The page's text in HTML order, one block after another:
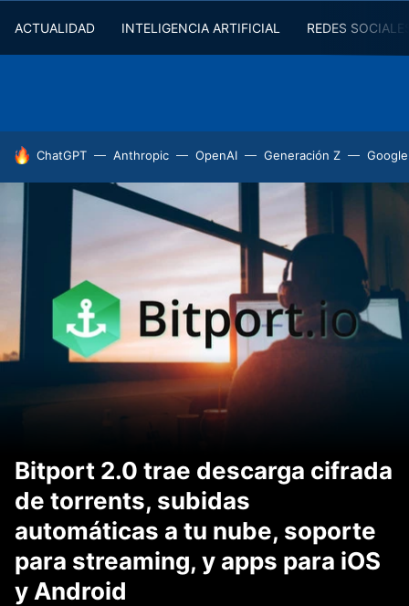
ACTUALIDAD INTELIGENCIA ARTIFICIAL REDES
HOY SE HABLA DE
ChatGPT Anthropic OpenAI Generación Z
Bitport 2.0 trae descarga cifrada
de torrents, subidas
automáticas a tu nube, soporte
para streaming, y apps para iOS
y Android